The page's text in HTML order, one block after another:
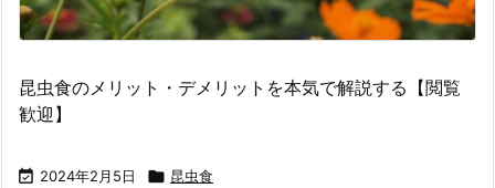
昆虫食のメリット・デメリットを本気で解説する【閲覧
歓迎】
 2024年2月5日  昆虫食